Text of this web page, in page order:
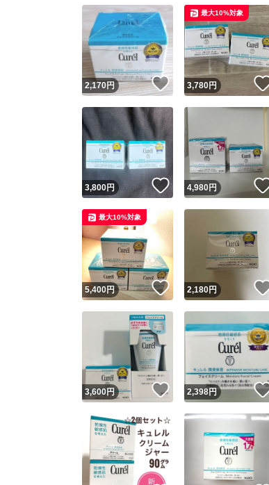
2,170円 いいね！
3,780円
最大10%対象
3,800円 いいね！
4,980円
5,400円 いいね！
最大10%対象
2,180円
3,600円 いいね！
2,398円